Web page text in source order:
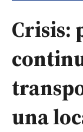
Crisis:
una